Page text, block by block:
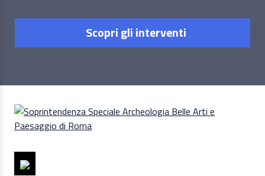
Scopri gli interventi